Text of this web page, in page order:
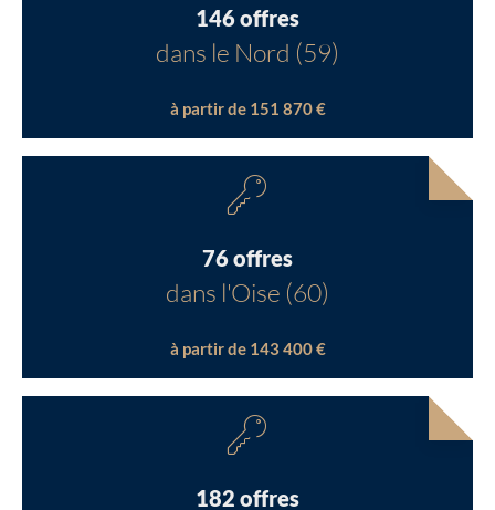
146 offres
dans le Nord (59)
à partir de 151 870 €
76 offres
dans l'Oise (60)
à partir de 143 400 €
182 offres